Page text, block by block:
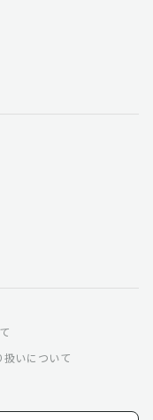
いについて